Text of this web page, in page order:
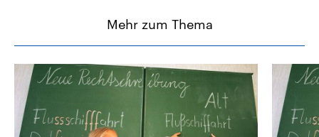
Mehr zum Thema